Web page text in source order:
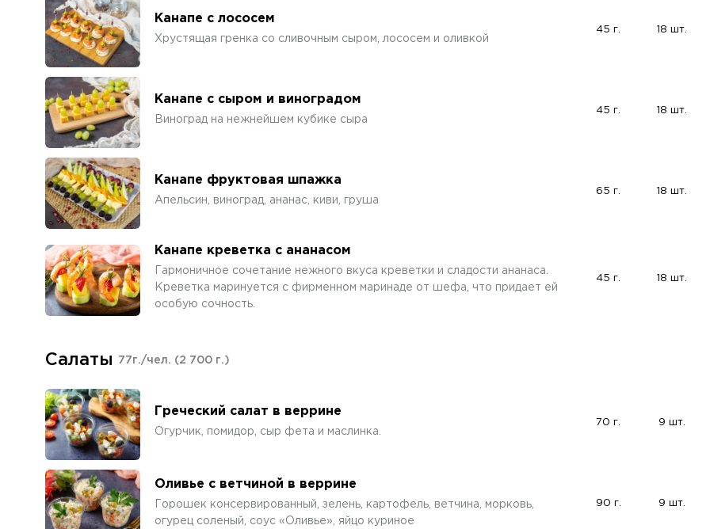
Канапе с лососем
Хрустящая гренка со сливочным сыром, лососем и оливкой
45 г. 18 шт.
Канапе с сыром и виноградом
Виноград на нежнейшем кубике сыра
45 г. 18 шт.
Канапе фруктовая шпажка
Апельсин, виноград, ананас, киви, груша
65 г. 18 шт.
Канапе креветка с ананасом
Гармоничное сочетание нежного вкуса креветки и сладости ананаса.
Креветка маринуется с фирменном маринаде от шефа, что придает ей
особую сочность.
45 г. 18 шт.
Салаты 77г./чел. (2 700 г.)
Греческий салат в веррине
Огурчик, помидор, сыр фета и маслинка.
70 г. 9 шт.
Оливье с ветчиной в веррине
Горошек консервированный, зелень, картофель, ветчина, морковь,
огурец соленый, соус «Оливье», яйцо куриное
90 г. 9 шт.